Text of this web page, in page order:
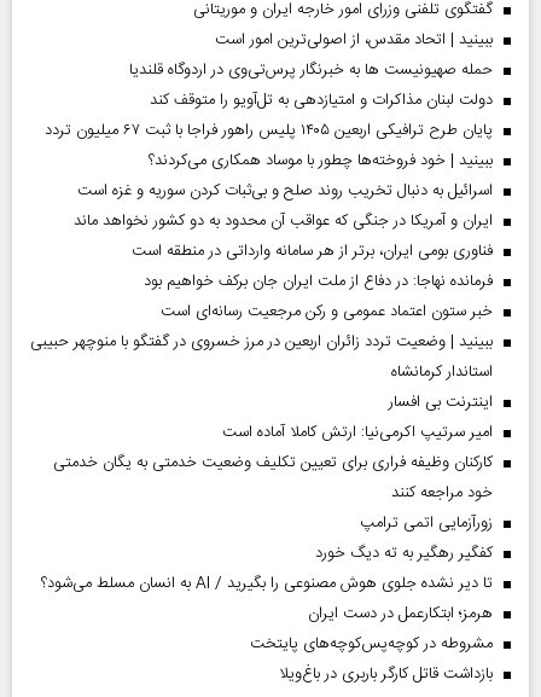
گفتگوی تلفنی وزرای امور خارجه ایران و موریتانی
ببینید | اتحاد مقدس، از اصولی‌ترین امور است
حمله صهیونیست ها به خبرنگار پرس‌تی‌وی در اردوگاه قلندیا
دولت لبنان مذاکرات و امتیازدهی به تل‌آویو را متوقف کند
پایان طرح ترافیکی اربعین ۱۴۰۵ پلیس راهور فراجا با ثبت ۶۷ میلیون تردد
ببینید | خود فروخته‌ها چطور با موساد همکاری می‌کردند؟
اسرائیل به دنبال تخریب روند صلح و بی‌ثبات کردن سوریه و غزه است
ایران و آمریکا در جنگی که عواقب آن محدود به دو کشور نخواهد ماند
فناوری بومی ایران، برتر از هر سامانه وارداتی در منطقه است
فرمانده نهاجا: در دفاع از ملت ایران جان برکف خواهیم بود
خبر ستون اعتماد عمومی و رکن مرجعیت رسانه‌ای است
ببینید | وضعیت تردد زائران اربعین در مرز خسروی در گفتگو با منوچهر حبیبی
استاندار کرمانشاه
اینترنت بی افسار
امیر سرتیپ اکرمی‌نیا: ارتش کاملا آماده است
کارکنان وظیفه فراری برای تعیین تکلیف وضعیت خدمتی به یگان خدمتی
خود مراجعه کنند
زورآزمایی اتمی ترامپ
کفگیر رهگیر به ته دیگ خورد
تا دیر نشده جلوی هوش مصنوعی را بگیرید / AI به انسان مسلط می‌شود؟
هرمز؛ ابتکارعمل در دست ایران
مشروطه در کوچه‌پس‌کوچه‌های پایتخت
بازداشت قاتل کارگر باربری در باغ‌ویلا